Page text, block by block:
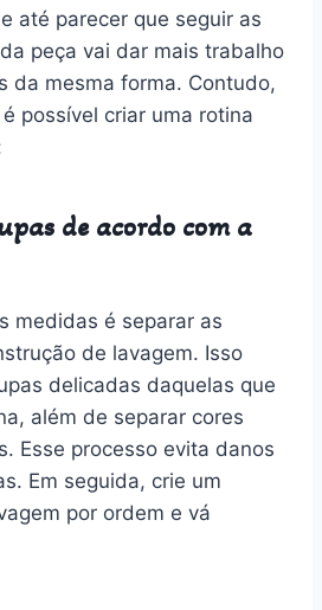
até parecer que seguir as
peça vai dar mais trabalho
da mesma forma. Contudo,
possível criar uma rotina
de acordo com a
medidas é separar as
de lavagem. Isso
delicadas daquelas que
além de separar cores
Esse processo evita danos
Em seguida, crie um
por ordem e vá